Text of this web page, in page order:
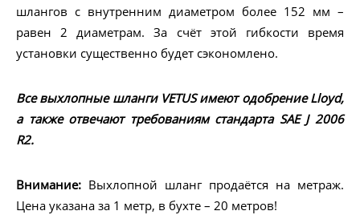
шлангов с внутренним диаметром более 152 мм –
равен 2 диаметрам. За счёт этой гибкости время
установки существенно будет сэкономлено.
Все выхлопные шланги VETUS имеют одобрение Lloyd,
а также отвечают требованиям стандарта SAE J 2006
R2.
Внимание: Выхлопной шланг продаётся на метраж.
Цена указана за 1 метр, в бухте – 20 метров!